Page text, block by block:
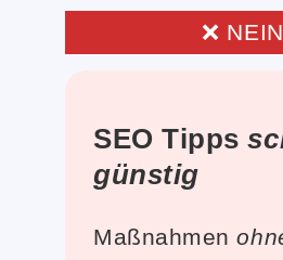
❌ NEIN
SEO Tipps
günstig
Maßnahmen